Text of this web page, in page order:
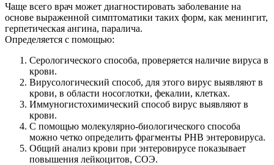
Чаще всего врач может диагностировать заболевание на
основе выраженной симптоматики таких форм, как менингит,
герпетическая ангина, паралича.
Определяется с помощью:
Серологического способа, проверяется наличие вируса в
крови.
Вирусологический способ, для этого вирус выявляют в
крови, в области носоглотки, фекалии, клетках.
Иммуногистохимический способ вирус выявляют в
крови.
С помощью молекулярно-биологического способа
можно четко определить фрагменты РНВ энтеровируса.
Общий анализ крови при энтеровирусе показывает
повышения лейкоцитов, СОЭ.